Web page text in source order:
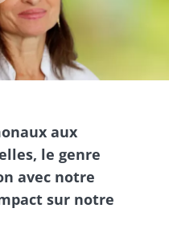
aux
le genre
avec notre
sur notre
Biocodex Microbiota
de recevoir
du Biocodex